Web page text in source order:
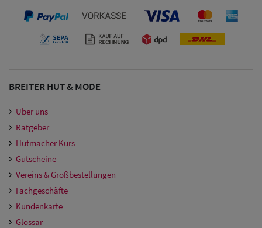
BREITER HUT & MODE
Über uns
Ratgeber
Hutmacher Kurs
Gutscheine
Vereins & Großbestellungen
Fachgeschäfte
Kundenkarte
Glossar